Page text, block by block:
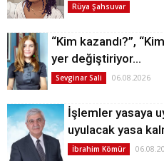
Rüya Şahsuvar
“Kim kazandı?”,
yer değiştiriyor…
Sevginar Sali 06.08.2026
İşlemler yasaya
uyulacak yasa
İbrahim Kömür